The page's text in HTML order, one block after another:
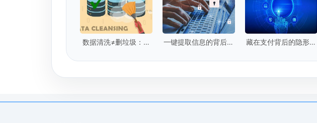
数据清洗≠删垃圾：企
一键提取信息的背后，
藏在支付背后的隐形卫